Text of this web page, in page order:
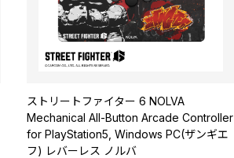
ストリートファイター 6 NOLVA
Mechanical All-Button Arcade Controller
for PlayStation5, Windows PC(ザンギエ
フ) レバーレス ノルバ